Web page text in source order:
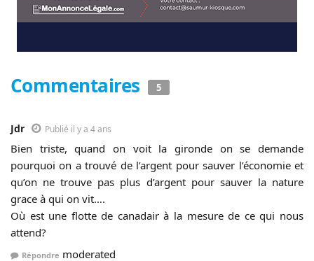
Commentaires 5
Jdr Publié il y a 4 ans
Bien triste, quand on voit la gironde on se demande
pourquoi on a trouvé de l’argent pour sauver l’économie et
qu’on ne trouve pas plus d’argent pour sauver la nature
grace à qui on vit….
Où est une flotte de canadair à la mesure de ce qui nous
attend?
Répondre moderated